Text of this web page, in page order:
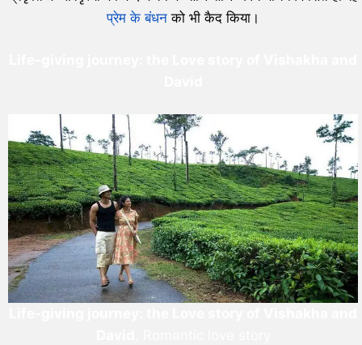
प्रेम के बंधन को भी कैद किया।